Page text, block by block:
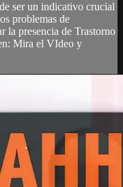
ser un indicativo crucial
problemas de
la presencia de Trastorno
Mira el VIdeo y